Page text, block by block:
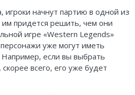
игроки начнут партию в одной из
им придется решить, чем они
игре «Western Legends»
уже могут иметь
если вы выбрать
всего, его уже будет